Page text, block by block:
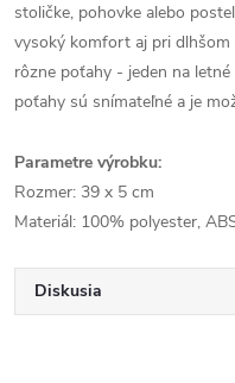
stoličke, pohovke alebo
vysoký komfort aj pri dlhšom
rôzne poťahy - jeden na
poťahy sú snímateľné a je
Parametre výrobku:
Rozmer: 39 x 5 cm
Materiál: 100% polyester,
Diskusia